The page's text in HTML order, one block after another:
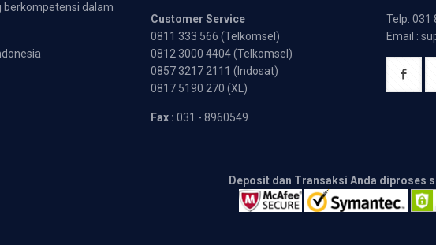
berkompetensi dalam
Customer Service
0811 333 566 (Telkomsel)
0812 3000 4404 (Telkomsel)
0857 3217 2111 (Indosat)
0817 5190 270 (XL)
Fax : 031 - 8960549
Telp: 031
Email :
Deposit dan Transaksi Anda diproses